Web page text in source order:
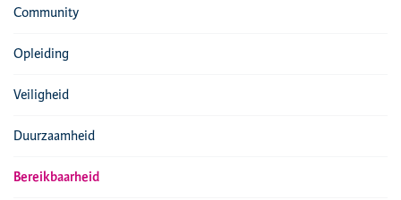
Community
Opleiding
Veiligheid
Duurzaamheid
Bereikbaarheid